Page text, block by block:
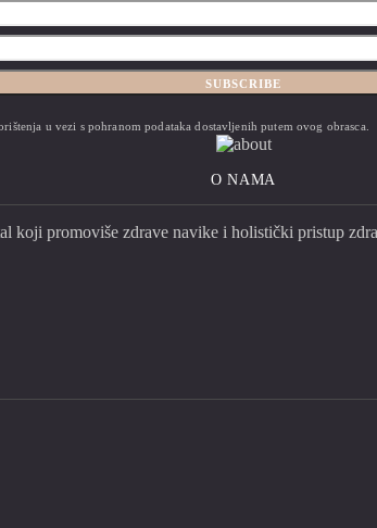
SUBSCRIBE
u vezi s pohranom podataka dostavljenih putem ovog obrasca.
O NAMA
koji promoviše zdrave navike i holistički pristup